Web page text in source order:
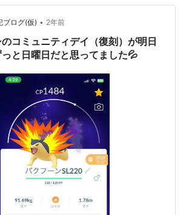
ブログ(仮) • 2年前
のコミュニティデイ（復刻）が明日
と日曜日だと思ってました💦